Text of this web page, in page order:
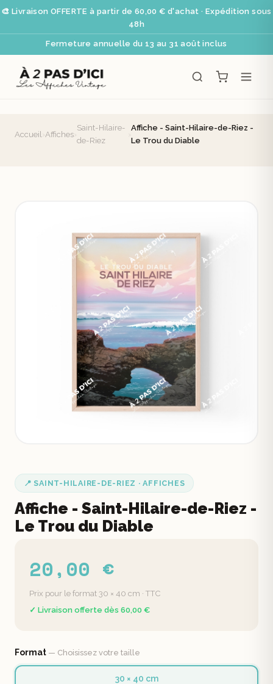
🎨 Livraison OFFERTE à partir de 60,00 € d'achat · Expédition sous
48h
Fermeture annuelle du 13 au 31 août inclus
Accueil Affiches
Saint-Hilaire-
de-Riez
Affiche - Saint-Hilaire-de-Riez -
Le Trou du Diable
📍 SAINT-HILAIRE-DE-RIEZ · AFFICHES
Affiche - Saint-Hilaire-de-Riez -
Le Trou du Diable
20,00 €
Prix pour le format 30 × 40 cm · TTC
✓ Livraison offerte dès 60,00 €
Format — Choisissez votre taille
30 × 40 cm